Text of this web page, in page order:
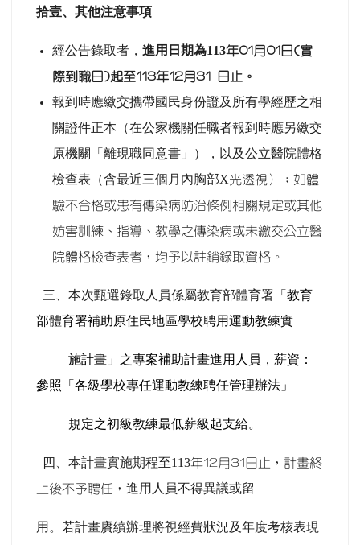
拾壹、其他注意事項
經公告錄取者， 進用日期為113年01月01日(實
際到職日)起至113年12月31 日止。
報到時應繳交攜帶國民身份證及所有學經歷之相
關證件正本（在公家機關任職者報到時應另繳交
原機關「離現職同意書」），以及公立醫院體格
檢查表（含最近三個月內胸部X光透視）；如體
驗不合格或患有傳染病防治條例相關規定或其他
妨害訓練、指導、教學之傳染病或未繳交公立醫
院體格檢查表者，均予以註銷錄取資格。
三、本次甄選錄取人員係屬教育部體育署「 教育
部體育署補助原住民地區學校聘用運動教練實
施計畫 」之專案補助計畫進用人員，薪資：
參照「各級學校專任運動教練聘任管理辦法」
規定之初級教練最低薪級起支給。
四、本計畫實施期程至113年12月31日止，計畫終
止後不予聘任， 進用人員不得異議或留
用。若計畫賡續辦理將視經費狀況及年度考核表現